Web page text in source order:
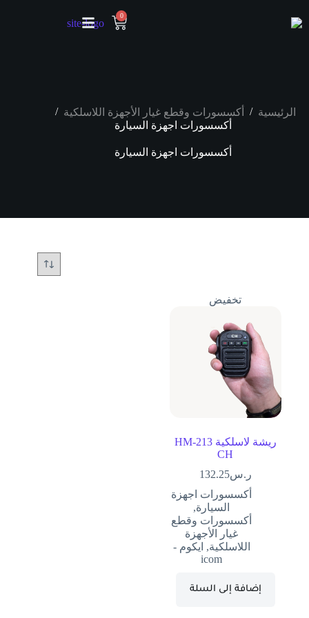
0
الرئيسية / أكسسورات وقطع غيار الأجهزة اللاسلكية /
أكسسورات اجهزة السيارة
أكسسورات اجهزة السيارة
تخفيض
ريشة لاسلكية HM-213
CH
ر.س132.25
أكسسورات اجهزة
السيارة,
أكسسورات وقطع
غيار الأجهزة
اللاسلكية, ايكوم -
icom
إضافة إلى السلة